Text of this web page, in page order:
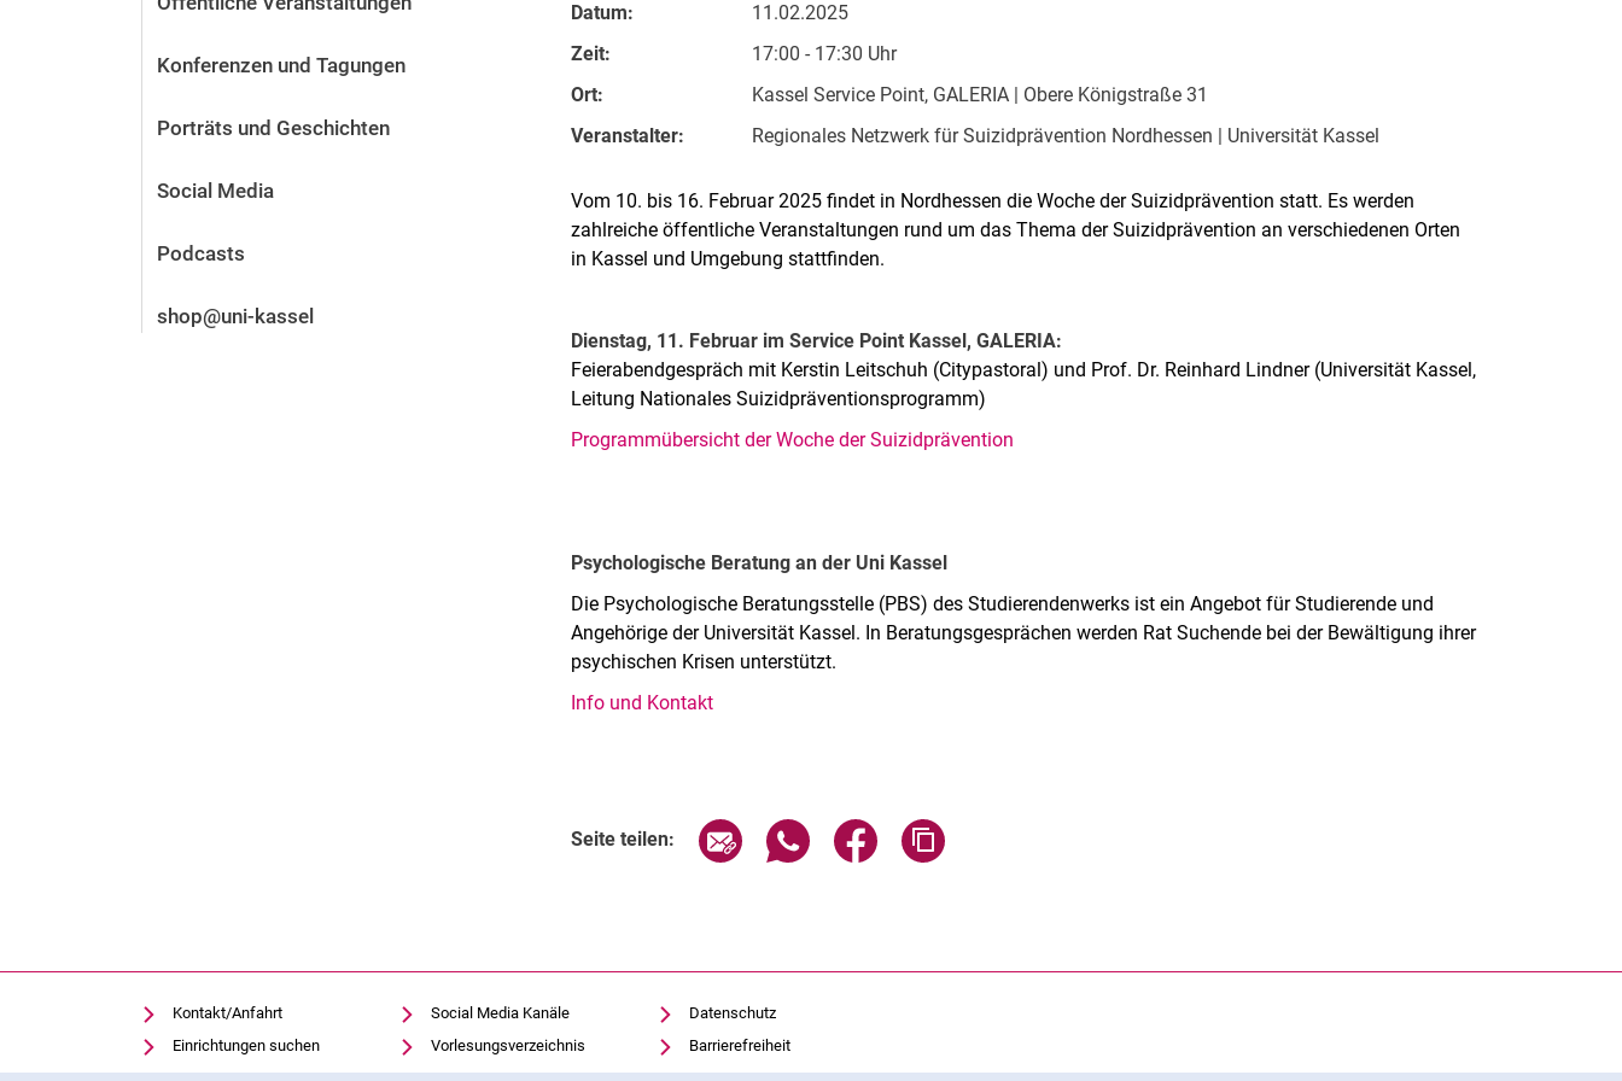
Stellenangebote
Alum­ni und Freunde
Kontakt und Standorte
Konferenzen und Tagungen
Porträts und Geschichten
Social Media
Podcasts
shop@uni-kassel
Datum:
11.02.2025
Zeit:
17:00 - 17:30 Uhr
Ort:
Kassel Service Point, GALERIA | Obere Königstraße 31
Veranstalter:
Regionales Netzwerk für Suizidprävention Nordhessen | Universität Kassel
Vom 10. bis 16. Februar 2025 findet in Nordhessen die Woche der Suizidprävention statt. Es werden
zahlreiche öffentliche Veranstaltungen rund um das Thema der Suizidprävention an verschiedenen Orten
in Kassel und Umgebung stattfinden.
Dienstag, 11. Februar im Service Point Kassel, GALERIA:
Feierabendgespräch mit Kerstin Leitschuh (Citypastoral) und Prof. Dr. Reinhard Lindner (Universität Kassel,
Leitung Nationales Suizidpräventionsprogramm)
Programmübersicht der Woche der Suizidprävention
Psychologische Beratung an der Uni Kassel
Die Psychologische Beratungsstelle (PBS) des Studierendenwerks ist ein Angebot für Studierende und
Angehörige der Universität Kassel. In Beratungsgesprächen werden Rat Suchende bei der Bewältigung ihrer
psychischen Krisen unterstützt.
Info und Kontakt
Seite teilen: Seite über E-Mail teilen
Seite über WhatsApp teilen (externer Link, öffnet neues Fenster)
Seite über Facebook teilen (externer Link, öffnet neues Fenster)
Kontakt/Anfahrt
Einrichtungen suchen
Social Media Kanäle
Vorlesungsverzeichnis
Datenschutz
Barrierefreiheit